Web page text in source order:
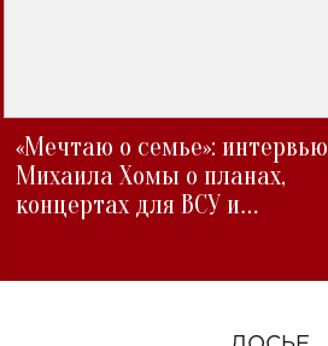
«Мечтаю о семье»: интервью
Михаила Хомы о планах,
концертах для ВСУ и